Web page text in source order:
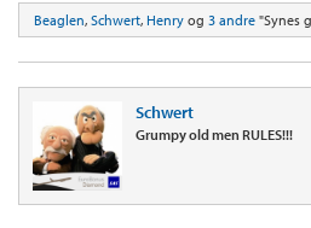
Beaglen, Schwert, Henry og 3 andre "Synes
Schwert
Grumpy old men RULES!!!